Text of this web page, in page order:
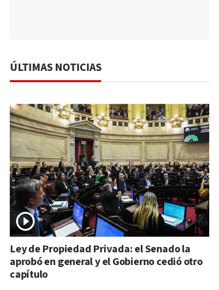
ÚLTIMAS NOTICIAS
Ley de Propiedad Privada: el Senado la
aprobó en general y el Gobierno cedió otro
capítulo